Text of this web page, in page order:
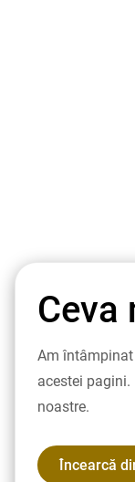
Ceva
Am întâmpinat
acestei
noastre.
Încearcă